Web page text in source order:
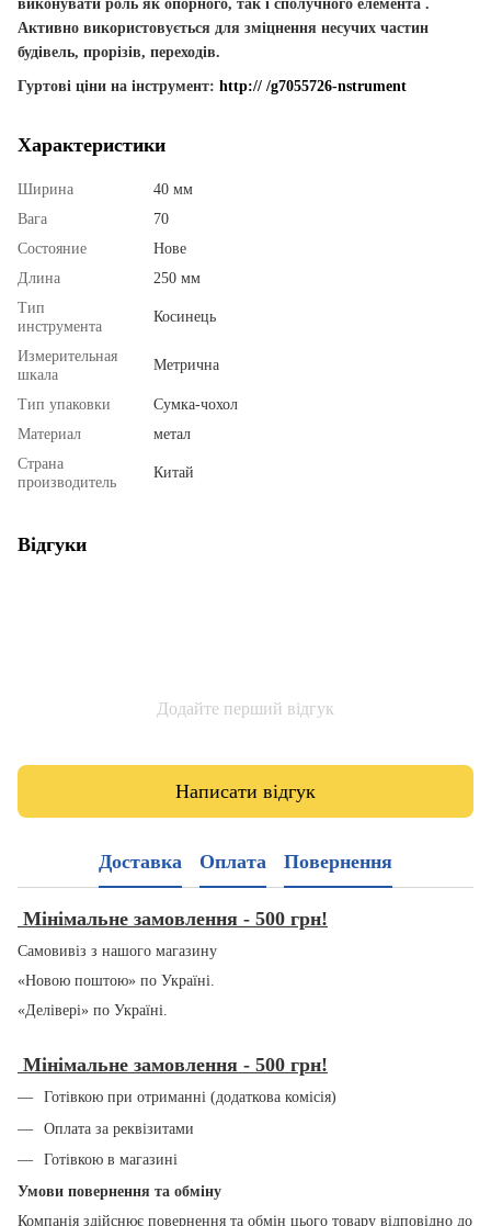
виконувати роль як опорного, так і сполучного елемента .
Активно використовується для зміцнення несучих частин
будівель, прорізів, переходів.
Гуртові ціни на інструмент: http:// /g7055726-nstrument
Характеристики
Ширина
40 мм
Вага
70
Состояние
Нове
Длина
250 мм
Тип
инструмента
Косинець
Измерительная
шкала
Метрична
Тип упаковки
Сумка-чохол
Материал
метал
Страна
производитель
Китай
Відгуки
Додайте перший відгук
Написати відгук
Доставка Оплата Повернення
Мінімальне замовлення - 500 грн!
Самовивіз з нашого магазину
«Новою поштою» по Україні.
«Делівері» по Україні.
Мінімальне замовлення - 500 грн!
Готівкою при отриманні (додаткова комісія)
Оплата за реквізитами
Готівкою в магазині
Умови повернення та обміну
Компанія здійснює повернення та обмін цього товару відповідно до